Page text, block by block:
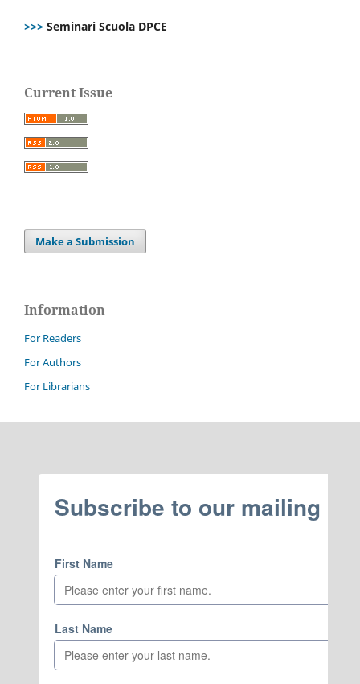
>>> Seminari Scuola DPCE
Current Issue
Make a Submission
Information
For Readers
For Authors
For Librarians